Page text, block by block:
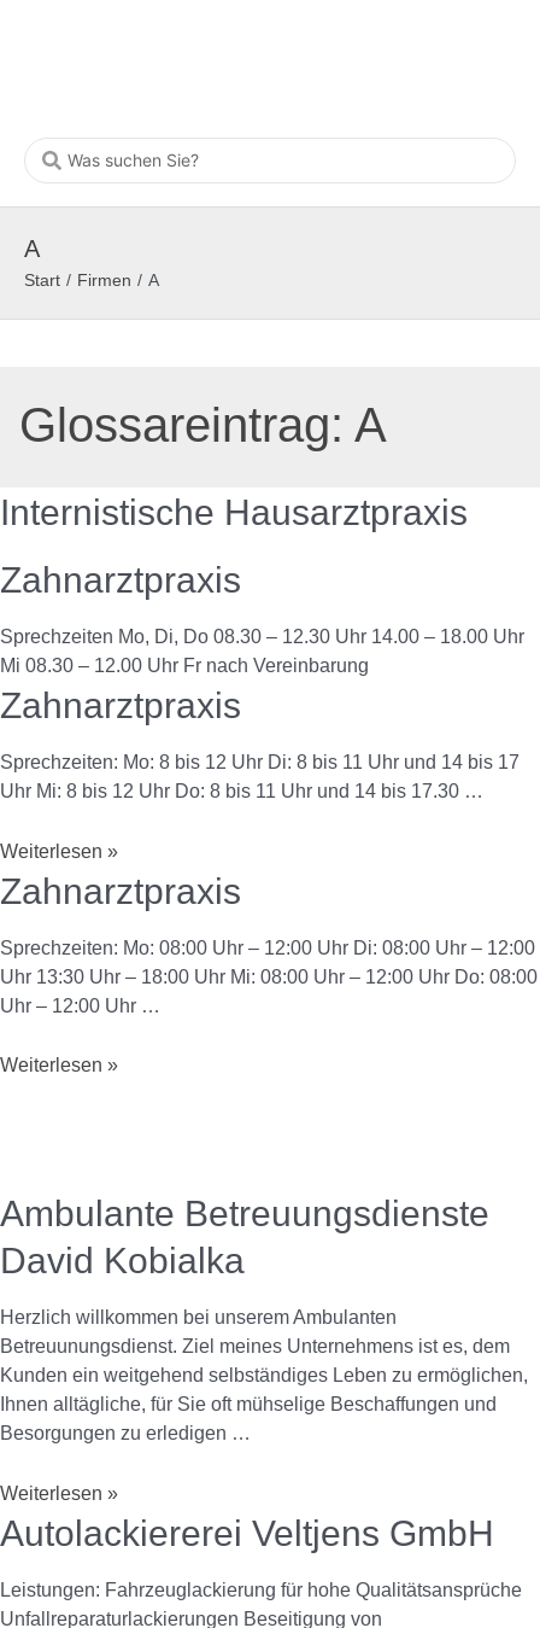
A
Start / Firmen / A
Glossareintrag: A
Internistische Hausarztpraxis
Zahnarztpraxis
Sprechzeiten Mo, Di, Do 08.30 – 12.30 Uhr 14.00 – 18.00 Uhr
Mi 08.30 – 12.00 Uhr Fr nach Vereinbarung
Zahnarztpraxis
Sprechzeiten: Mo: 8 bis 12 Uhr Di: 8 bis 11 Uhr und 14 bis 17
Uhr Mi: 8 bis 12 Uhr Do: 8 bis 11 Uhr und 14 bis 17.30 …
Weiterlesen »
Zahnarztpraxis
Sprechzeiten: Mo: 08:00 Uhr – 12:00 Uhr Di: 08:00 Uhr – 12:00
Uhr 13:30 Uhr – 18:00 Uhr Mi: 08:00 Uhr – 12:00 Uhr Do: 08:00
Uhr – 12:00 Uhr …
Weiterlesen »
Ambulante Betreuungsdienste
David Kobialka
Herzlich willkommen bei unserem Ambulanten
Betreuunungsdienst. Ziel meines Unternehmens ist es, dem
Kunden ein weitgehend selbständiges Leben zu ermöglichen,
Ihnen alltägliche, für Sie oft mühselige Beschaffungen und
Besorgungen zu erledigen …
Weiterlesen »
Autolackiererei Veltjens GmbH
Leistungen: Fahrzeuglackierung für hohe Qualitätsansprüche
Unfallreparaturlackierungen Beseitigung von